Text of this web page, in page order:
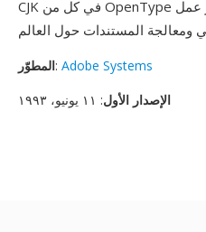
CJK في كل من OpenType وسير عمل PDF الحديثة، وتبقى فاعلة
المطوّر: Adobe Systems
الإصدار الأول: ١١ يونيو، ١٩٩٣